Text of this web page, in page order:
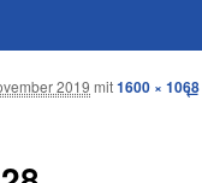
←
2019 mit1600 × 1068